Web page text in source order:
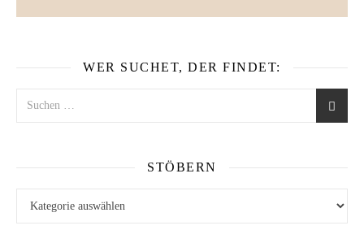
WER SUCHET, DER FINDET:
STÖBERN